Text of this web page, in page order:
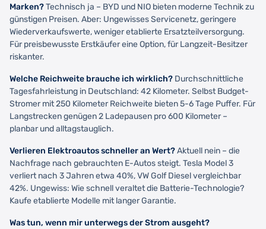
Marken?Technisch ja – BYD und NIO bieten moderne Technik zu
günstigen Preisen. Aber: Ungewisses Servicenetz, geringere
Wiederverkaufswerte, weniger etablierte Ersatzteilversorgung.
Für preisbewusste Erstkäufer eine Option, für Langzeit-Besitzer
riskanter.
Welche Reichweite brauche ich wirklich? Durchschnittliche
Tagesfahrleistung in Deutschland: 42 Kilometer. Selbst Budget-
Stromer mit 250 Kilometer Reichweite bieten 5-6 Tage Puffer. Für
Langstrecken genügen 2 Ladepausen pro 600 Kilometer –
planbar und alltagstauglich.
Verlieren Elektroautos schneller an Wert?Aktuell nein – die
Nachfrage nach gebrauchten E-Autos steigt. Tesla Model 3
verliert nach 3 Jahren etwa 40%, VW Golf Diesel vergleichbar
42%. Ungewiss: Wie schnell veraltet die Batterie-Technologie?
Kaufe etablierte Modelle mit langer Garantie.
Was tun, wenn mir unterwegs der Strom ausgeht?